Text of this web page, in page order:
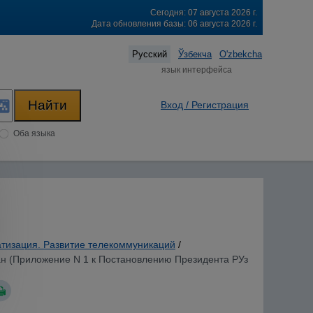
Сегодня: 07 августа 2026 г.
Дата обновления базы: 06 августа 2026 г.
Русский Ўзбекча O'zbekcha
язык интерфейса
Оба языка
Вход / Регистрация
Развитие телекоммуникаций /
(Приложение N 1 к Постановлению Президента РУз